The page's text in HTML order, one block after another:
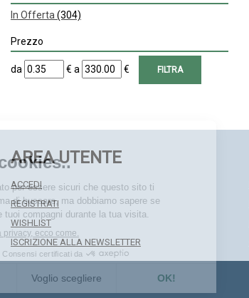
In Offerta (304)
Prezzo
filtra
da
da €
filtra
a
a €
AREA UTENTE
ACCEDI
REGISTRATI
WISHLIST
ISCRIZIONE ALLA NEWSLETTER